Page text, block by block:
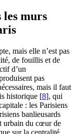
murs
mais elle n’est pas
de fouillis et de
d’un
pas
mais il faut
historique [8], qui
: les Parisiens
banlieusards
urbain du cœur de
sur la centralité